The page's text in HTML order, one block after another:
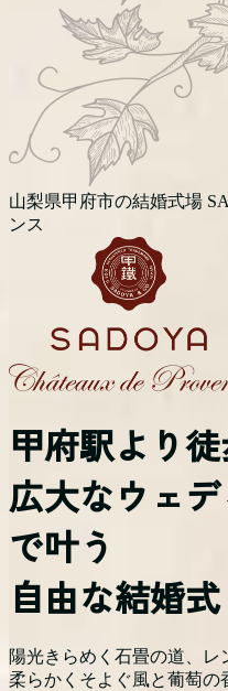
山梨県甲府市の結婚式場
ンス
甲府駅より
広大なウェ
で叶う
自由な結婚式
陽光きらめく石畳の道、レ
柔らかくそよぐ風と葡萄の